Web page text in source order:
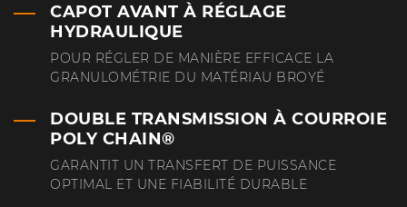
CAPOT AVANT À RÉGLAGE
HYDRAULIQUE
POUR RÉGLER DE MANIÈRE EFFICACE LA
GRANULOMÉTRIE DU MATÉRIAU BROYÉ
DOUBLE TRANSMISSION À COURROIE
POLY CHAIN®
GARANTIT UN TRANSFERT DE PUISSANCE
OPTIMAL ET UNE FIABILITÉ DURABLE